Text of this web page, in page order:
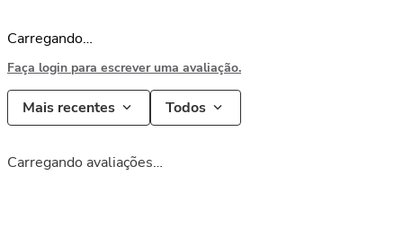
Carregando…
Faça login para escrever uma avaliação.
Mais recentes Todos
Carregando avaliações…